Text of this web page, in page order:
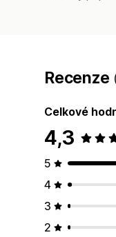
Recenze
Celkové
4,3
5
4
3
2